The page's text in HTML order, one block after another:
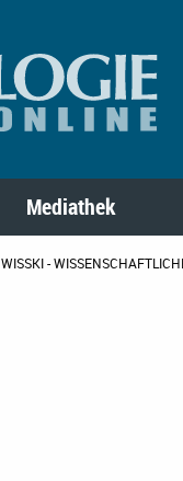
Mediathek
WISSKI -